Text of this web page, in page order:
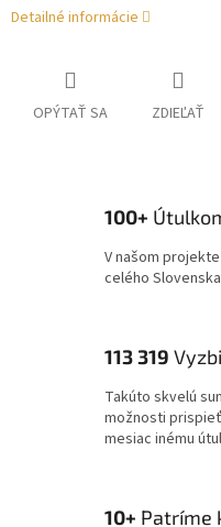
Detailné informácie
OPÝTAŤ SA ZDIEĽAŤ
100+
V našom
celého Slovenska
113 319
Takúto skvelú
možnosti
mesiac inému
10+ Patríme